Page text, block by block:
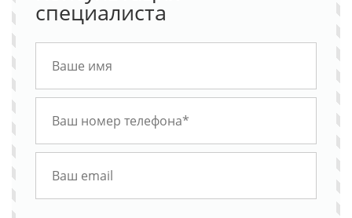
специалиста